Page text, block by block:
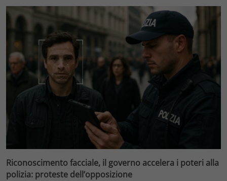
Riconoscimento facciale, il governo accelera i poteri alla
polizia: proteste dell’opposizione